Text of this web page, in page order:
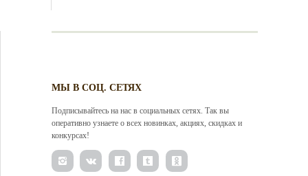
МЫ В СОЦ. СЕТЯХ
Подписывайтесь на нас в социальных сетях. Так вы
оперативно узнаете о всех новинках, акциях, скидках и
конкурсах!